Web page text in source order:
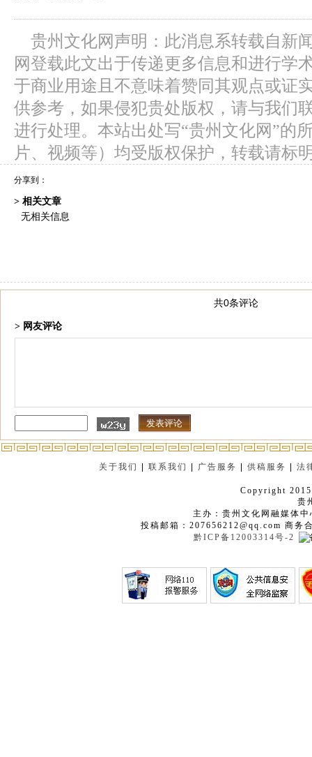
贵州文化网声明：此消息系转载自新
网登载此文出于传递更多信息和进行学
于商业用途且不意味着赞同其观点或证
供参考，如果侵犯贵处版权，请与我们
进行处理。本站出处写“贵州文化网”的
片、视频等）均受版权保护，转载请标
分享到：
> 相关文章
无相关信息
共0条评论
> 网友评论
关于我们 |联系我们 广告服务 |供稿服务 |法
Copyright
贵
主办：贵州文化网融媒体
投稿邮箱：207656212@qq.com 商务
黔ICP备12003314号-2